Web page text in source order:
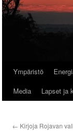
Siirry
sisältöön
Ympäristö
Media
Lapset ja
← Kirjoja Rojavan